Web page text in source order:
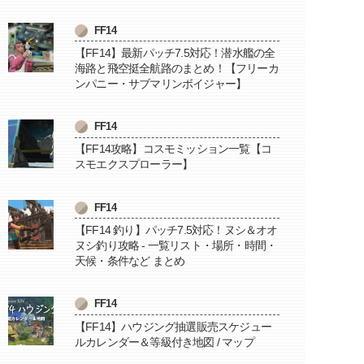
FF14
【FF14】最新パッチ7.5対応！潜水艦の全
海路と飛空挺全航路のまとめ！【フリーカ
ンパニー・サブマリンボイジャー】
FF14
【FF14攻略】コスモミッション一覧【コ
スモエクスプローラー】
FF14
【FF14 釣り】パッチ7.5対応！ヌシ＆オオ
ヌシ釣り攻略 - 一覧リスト・場所・時間・
天候・条件など まとめ
FF14
【FF14】ハウジング抽選販売スケジュー
ルカレンダー＆等級付き地図 / マップ